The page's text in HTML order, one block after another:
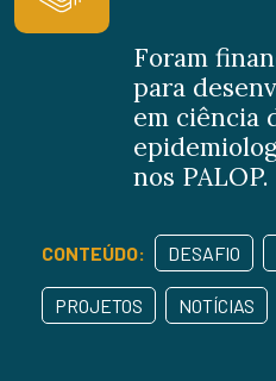
Foram
para
em ciência
nos PALOP.
CONTEÚDO: DESAFIO
PROJETOS NOTÍCIAS